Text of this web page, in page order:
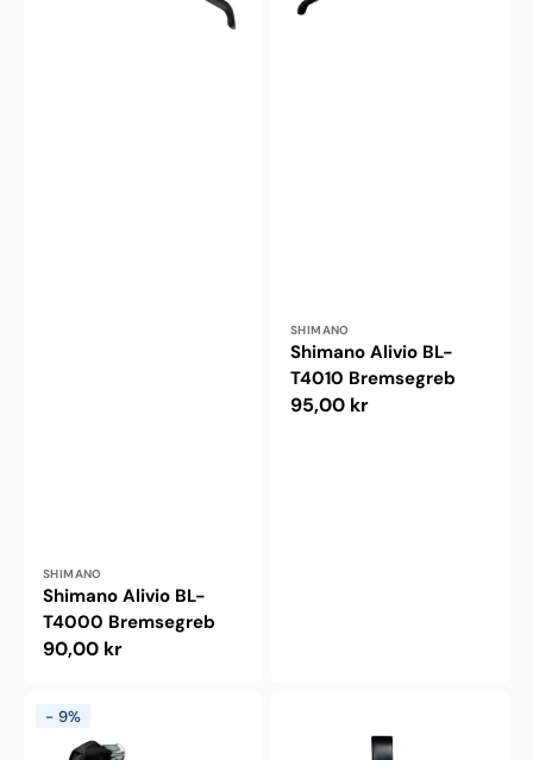
Forhandler:
SHIMANO
Shimano Alivio BL-
T4000 Bremsegreb
Normalpris
90,00 kr
Forhandler:
SHIMANO
Shimano Alivio BL-
T4010 Bremsegreb
Normalpris
95,00 kr
Dura-
- 9%